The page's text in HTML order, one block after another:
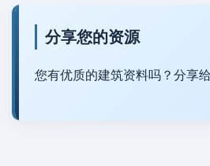
分享您的资源
您有优质的建筑资料吗？分享